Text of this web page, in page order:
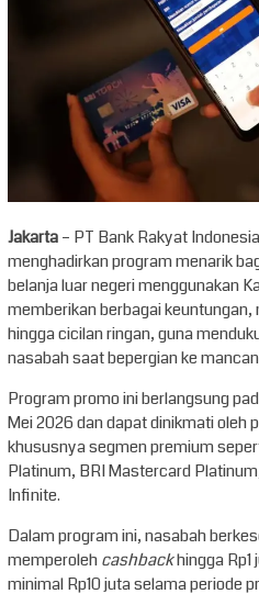
Jakarta– PT Bank Rakyat
menghadirkan program menarik
belanja luar negeri menggunakan
memberikan berbagai keuntungan,
hingga cicilan ringan, guna
nasabah saat bepergian ke
Program promo ini berlangsung
Mei 2026 dan dapat dinikmati oleh
khususnya segmen premium
Platinum, BRI Mastercard
Infinite.
Dalam program ini, nasabah
memperolehcashbackhingga
minimal Rp10 juta selama periode